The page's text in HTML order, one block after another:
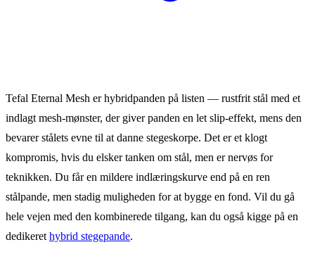
Tefal Eternal Mesh er hybridpanden på listen — rustfrit stål med et
indlagt mesh-mønster, der giver panden en let slip-effekt, mens den
bevarer stålets evne til at danne stegeskorpe. Det er et klogt
kompromis, hvis du elsker tanken om stål, men er nervøs for
teknikken. Du får en mildere indlæringskurve end på en ren
stålpande, men stadig muligheden for at bygge en fond. Vil du gå
hele vejen med den kombinerede tilgang, kan du også kigge på en
dedikeret hybrid stegepande.